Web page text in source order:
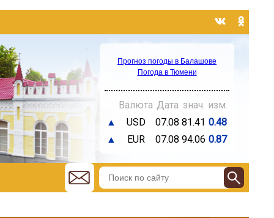
Прогноз погоды в Балашове
Погода в Тюмени
Валюта Дата знач. изм.
▲
USD 07.08 81.41 0.48
▲
EUR 07.08 94.06 0.87